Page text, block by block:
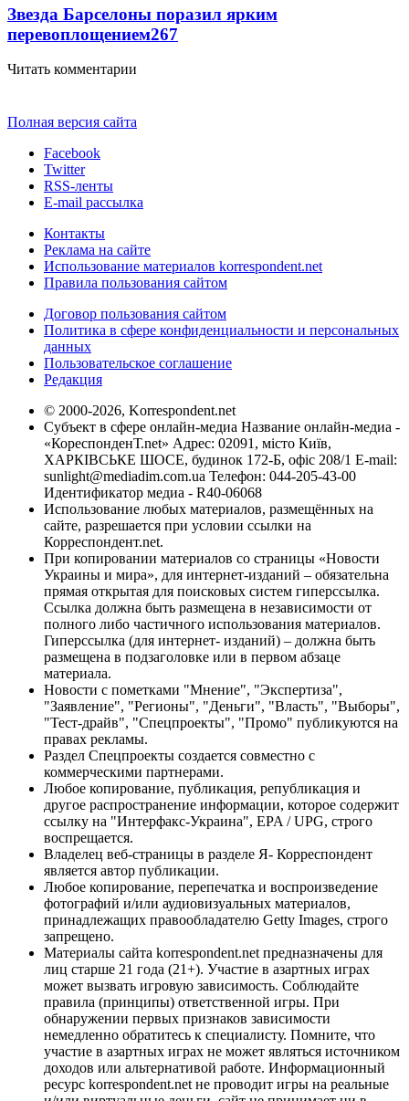
Звезда Барселоны поразил ярким
перевоплощением267
Читать комментарии
Полная версия сайта
Facebook
Twitter
RSS-ленты
E-mail рассылка
Контакты
Реклама на сайте
Использование материалов korrespondent.net
Правила пользования сайтом
Договор пользования сайтом
Политика в сфере конфиденциальности и персональных
данных
Пользовательское соглашение
Редакция
© 2000-2026, Korrespondent.net
Субъект в сфере онлайн-медиа Название онлайн-медиа -
«КореспонденТ.net» Адрес: 02091, місто Київ,
ХАРКІВСЬКЕ ШОСЕ, будинок 172-Б, офіс 208/1 E-mail:
sunlight@mediadim.com.ua Телефон: 044-205-43-00
Идентификатор медиа - R40-06068
Использование любых материалов, размещённых на
сайте, разрешается при условии ссылки на
Корреспондент.net.
При копировании материалов со страницы «Новости
Украины и мира», для интернет-изданий – обязательна
прямая открытая для поисковых систем гиперссылка.
Ссылка должна быть размещена в независимости от
полного либо частичного использования материалов.
Гиперссылка (для интернет- изданий) – должна быть
размещена в подзаголовке или в первом абзаце
материала.
Новости с пометками "Мнение", "Экспертиза",
"Заявление", "Регионы", "Деньги", "Власть", "Выборы",
"Тест-драйв", "Спецпроекты", "Промо" публикуются на
правах рекламы.
Раздел Спецпроекты создается совместно с
коммерческими партнерами.
Любое копирование, публикация, републикация и
другое распространение информации, которое содержит
ссылку на "Интерфакс-Украина", EPA / UPG, строго
воспрещается.
Владелец веб-страницы в разделе Я- Корреспондент
является автор публикации.
Любое копирование, перепечатка и воспроизведение
фотографий и/или аудиовизуальных материалов,
принадлежащих правообладателю Getty Images, строго
запрещено.
Материалы сайта korrespondent.net предназначены для
лиц старше 21 года (21+). Участие в азартных играх
может вызвать игровую зависимость. Соблюдайте
правила (принципы) ответственной игры. При
обнаружении первых признаков зависимости
немедленно обратитесь к специалисту. Помните, что
участие в азартных играх не может являться источником
доходов или альтернативой работе. Информационный
ресурс korrespondent.net не проводит игры на реальные